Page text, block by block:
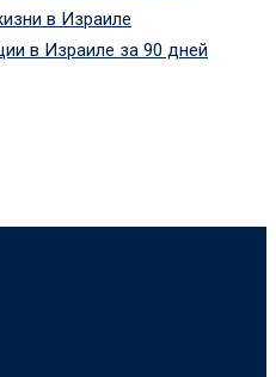
в Израиле
в Израиле за 90 дней